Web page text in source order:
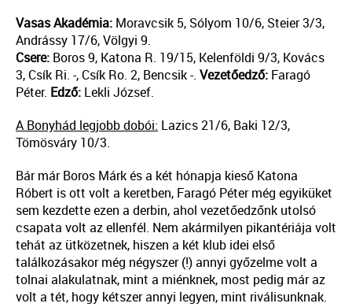
Vasas Akadémia: Moravcsik 5, Sólyom 10/6, Steier 3/3,
Andrássy 17/6, Völgyi 9.
Csere: Boros 9, Katona R. 19/15, Kelenföldi 9/3, Kovács
3, Csík Ri. -, Csík Ro. 2, Bencsik -. Vezetőedző: Faragó
Péter. Edző: Lekli József.
A Bonyhád legjobb dobói: Lazics 21/6, Baki 12/3,
Tömösváry 10/3.
Bár már Boros Márk és a két hónapja kieső Katona
Róbert is ott volt a keretben, Faragó Péter még egyiküket
sem kezdette ezen a derbin, ahol vezetőedzőnk utolsó
csapata volt az ellenfél. Nem akármilyen pikantériája volt
tehát az ütközetnek, hiszen a két klub idei első
találkozásakor még négyszer (!) annyi győzelme volt a
tolnai alakulatnak, mint a miénknek, most pedig már az
volt a tét, hogy kétszer annyi legyen, mint riválisunknak.